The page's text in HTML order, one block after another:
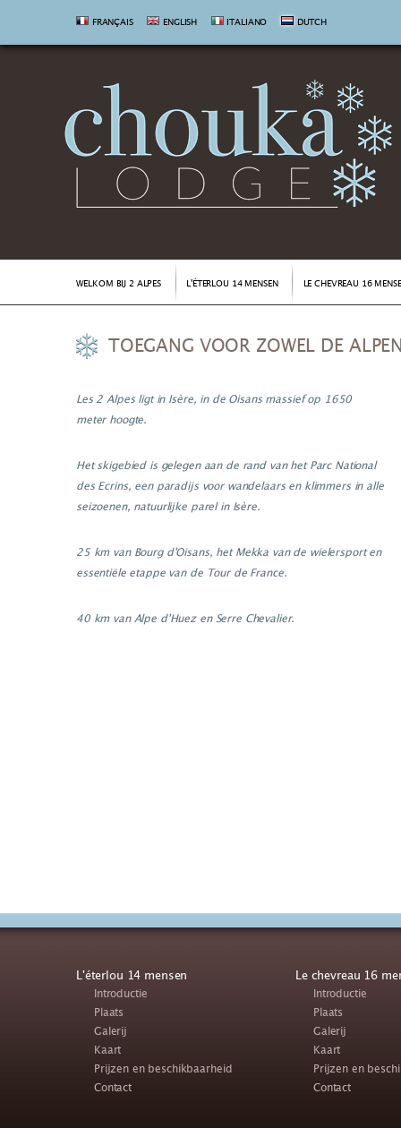
FRANÇAIS ENGLISH ITALIANO DUTCH
WELKOM BIJ 2 ALPES L'ÉTERLOU 14 MENSEN LE CHEVREAU 16
TOEGANG VOOR ZOWEL DE
Les 2 Alpes ligt in Isère, in de Oisans massief op 1650
meter hoogte.
Het skigebied is gelegen aan de rand van het Parc National
des Ecrins, een paradijs voor wandelaars en klimmers in alle
seizoenen, natuurlijke parel in Isère.
25 km van Bourg d'Oisans, het Mekka van de wielersport en
essentiële etappe van de Tour de France.
40 km van Alpe d'Huez en Serre Chevalier.
L'éterlou 14 mensen
Introductie
Plaats
Galerij
Kaart
Prijzen en beschikbaarheid
Contact
Le chevreau 16
Introductie
Plaats
Galerij
Kaart
Prijzen en
Contact